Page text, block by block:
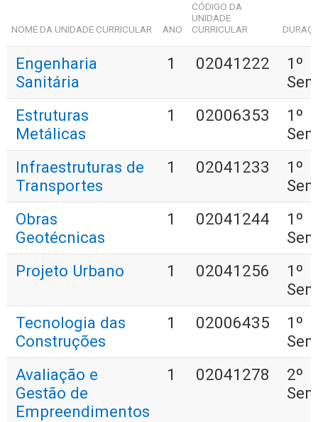
NOME DA UNIDADE CURRICULAR ANO
CÓDIGO DA
UNIDADE
CURRICULAR
Engenharia
Sanitária
1 02041222
1º
Estruturas
Metálicas
1 02006353
1º
Infraestruturas de
Transportes
1 02041233
1º
Obras
Geotécnicas
1 02041244
1º
Projeto Urbano
1 02041256
1º
Tecnologia das
Construções
1 02006435
1º
Avaliação e
Gestão de
Empreendimentos
1 02041278
2º